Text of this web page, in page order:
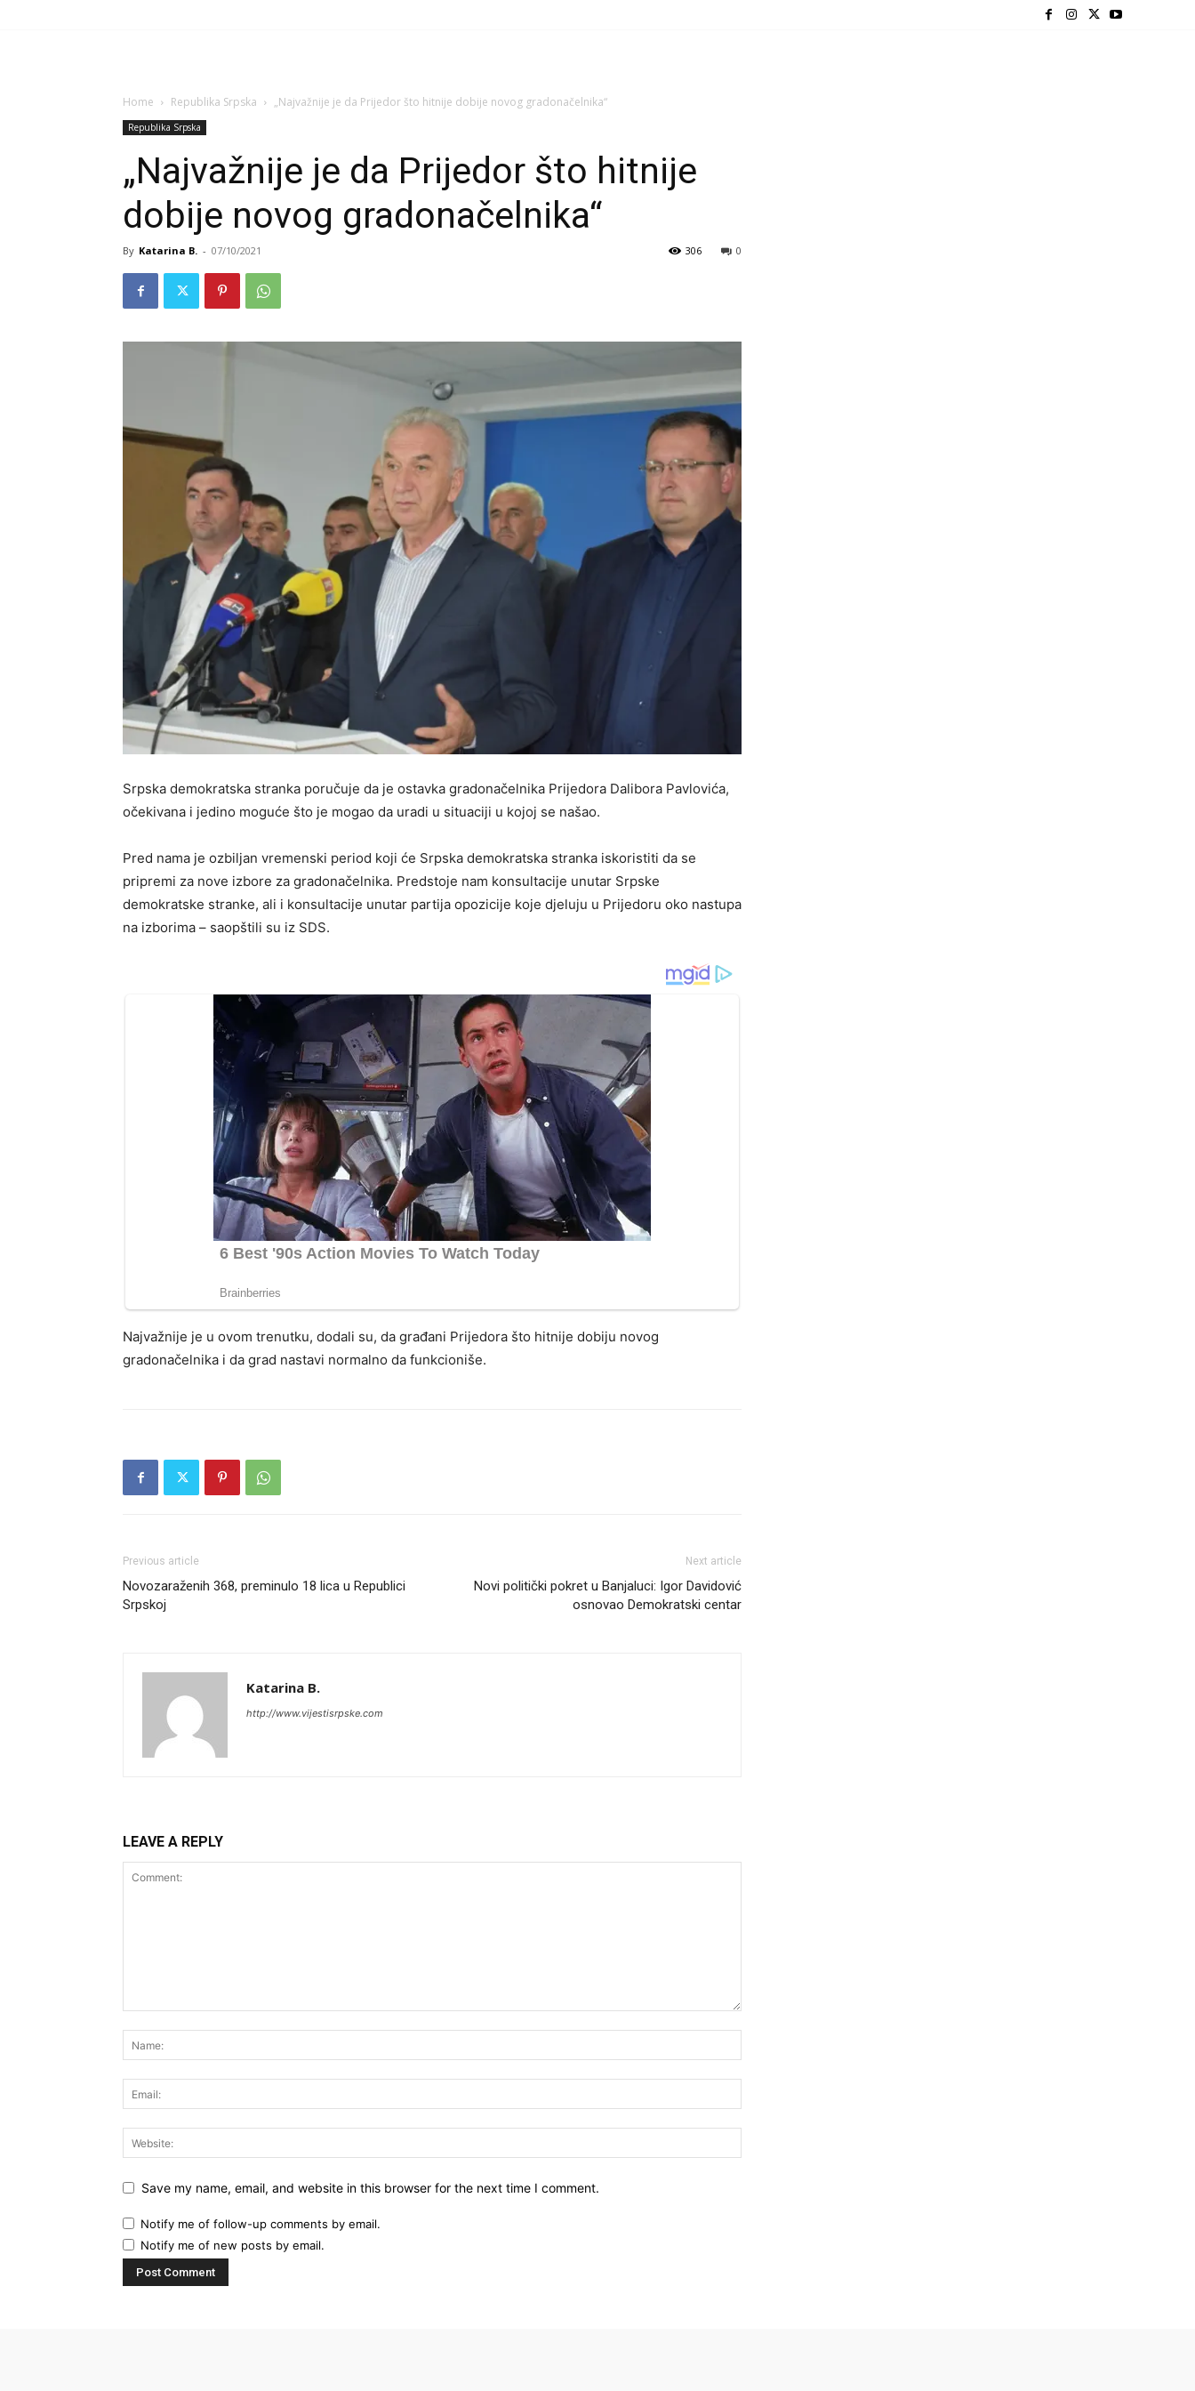
Home Republika Srpska „Najvažnije je da Prijedor što hitnije dobije novog gradonačelnika“
Republika Srpska
„Najvažnije je da Prijedor što hitnije
dobije novog gradonačelnika“
By Katarina B. - 07/10/2021 0
306
Srpska demokratska stranka poručuje da je ostavka gradonačelnika Prijedora Dalibora Pavlovića,
očekivana i jedino moguće što je mogao da uradi u situaciji u kojoj se našao.
Pred nama je ozbiljan vremenski period koji će Srpska demokratska stranka iskoristiti da se
pripremi za nove izbore za gradonačelnika. Predstoje nam konsultacije unutar Srpske
demokratske stranke, ali i konsultacije unutar partija opozicije koje djeluju u Prijedoru oko nastupa
na izborima – saopštili su iz SDS.
Najvažnije je u ovom trenutku, dodali su, da građani Prijedora što hitnije dobiju novog
gradonačelnika i da grad nastavi normalno da funkcioniše.
Previous article
Novozaraženih 368, preminulo 18 lica u Republici
Srpskoj
Next article
Novi politički pokret u Banjaluci: Igor Davidović
osnovao Demokratski centar
Katarina B.
http://www.vijestisrpske.com
LEAVE A REPLY
Save my name, email, and website in this browser for the next time I comment.
Notify me of follow-up comments by email.
Notify me of new posts by email.